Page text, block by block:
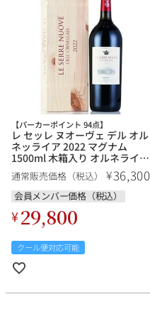
【パーカーポイント 94点】
レ セッレ ヌオーヴェ デル オル
ネッライア 2022 マグナム
1500ml 木箱入り オルネライア
Le Serre Nuove dell Ornellaia
イタリア トスカーナ 赤ワイン
通常販売価格（税込） ¥36,300
会員メンバー価格（税込）
¥29,800
クール便対応可能